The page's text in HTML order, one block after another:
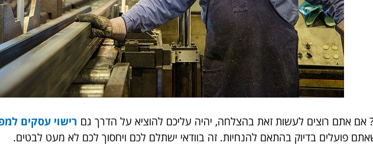
אם אתם רוצים לעשות זאת בהצלחה, יהיה עליכם להוציא על הדרך גם רישוי עסקים
פועלים בדיוק בהתאם להנחיות. זה בוודאי ישתלם לכם ויחסוך לכם לא מעט לבטים.